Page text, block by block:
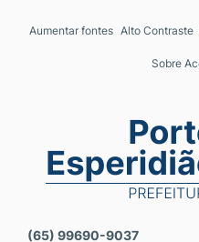
Seção de
Ir para a busca
Aumentar fontes Alto Contraste
Sobre
Seção do
(65) 99690-9037